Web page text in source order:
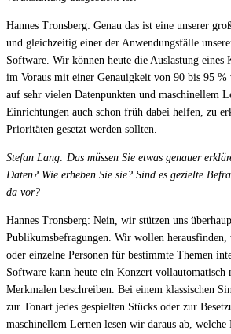
Hannes Tronsberg: Genau das ist eine unserer
und gleichzeitig einer der Anwendungsfälle
Software. Wir können heute die Auslastung eines
im Voraus mit einer Genauigkeit von 90 bis 95 %
auf sehr vielen Datenpunkten und maschinellem
Einrichtungen auch schon früh dabei helfen, zu
Prioritäten gesetzt werden sollten.
Stefan Lang: Das müssen Sie etwas genauer
Daten? Wie erheben Sie sie? Sind es gezielte
da vor?
Hannes Tronsberg: Nein, wir stützen uns
Publikumsbefragungen. Wir wollen
oder einzelne Personen für bestimmte Themen
Software kann heute ein Konzert vollautomatisch
Merkmalen beschreiben. Bei einem klassischen
zur Tonart jedes gespielten Stücks oder zur
maschinellem Lernen lesen wir daraus ab,